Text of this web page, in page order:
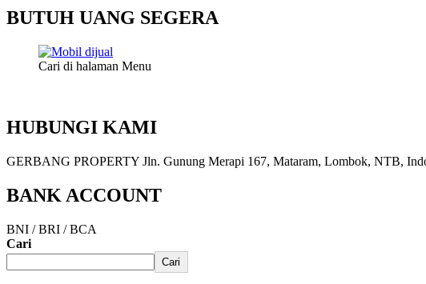
BUTUH UANG SEGERA
Cari di halaman Menu
HUBUNGI KAMI
GERBANG PROPERTY Jln. Gunung Merapi 167, Mataram, Lombok, NTB,
BANK ACCOUNT
BNI / BRI / BCA
Cari
Cari